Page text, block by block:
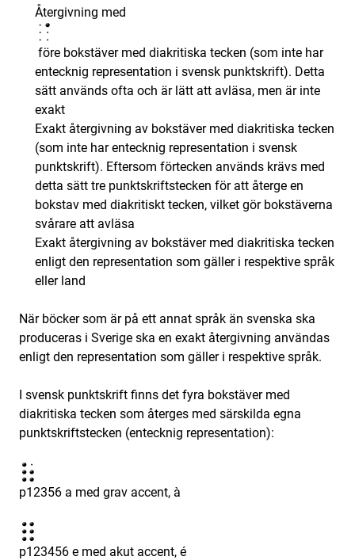
Återgivning med
före bokstäver med diakritiska tecken (som inte har
entecknig representation i svensk punktskrift). Detta
sätt används ofta och är lätt att avläsa, men är inte
exakt
Exakt återgivning av bokstäver med diakritiska tecken
(som inte har entecknig representation i svensk
punktskrift). Eftersom förtecken används krävs med
detta sätt tre punktskriftstecken för att återge en
bokstav med diakritiskt tecken, vilket gör bokstäverna
svårare att avläsa
Exakt återgivning av bokstäver med diakritiska tecken
enligt den representation som gäller i respektive språk
eller land
När böcker som är på ett annat språk än svenska ska
produceras i Sverige ska en exakt återgivning användas
enligt den representation som gäller i respektive språk.
I svensk punktskrift finns det fyra bokstäver med
diakritiska tecken som återges med särskilda egna
punktskriftstecken (entecknig representation):
p12356 a med grav accent, à
p123456 e med akut accent, é